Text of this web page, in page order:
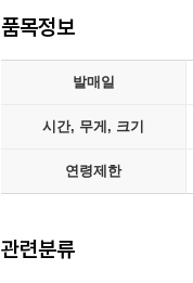
품목정보
발매일
시간, 무게, 크기
연령제한
관련분류